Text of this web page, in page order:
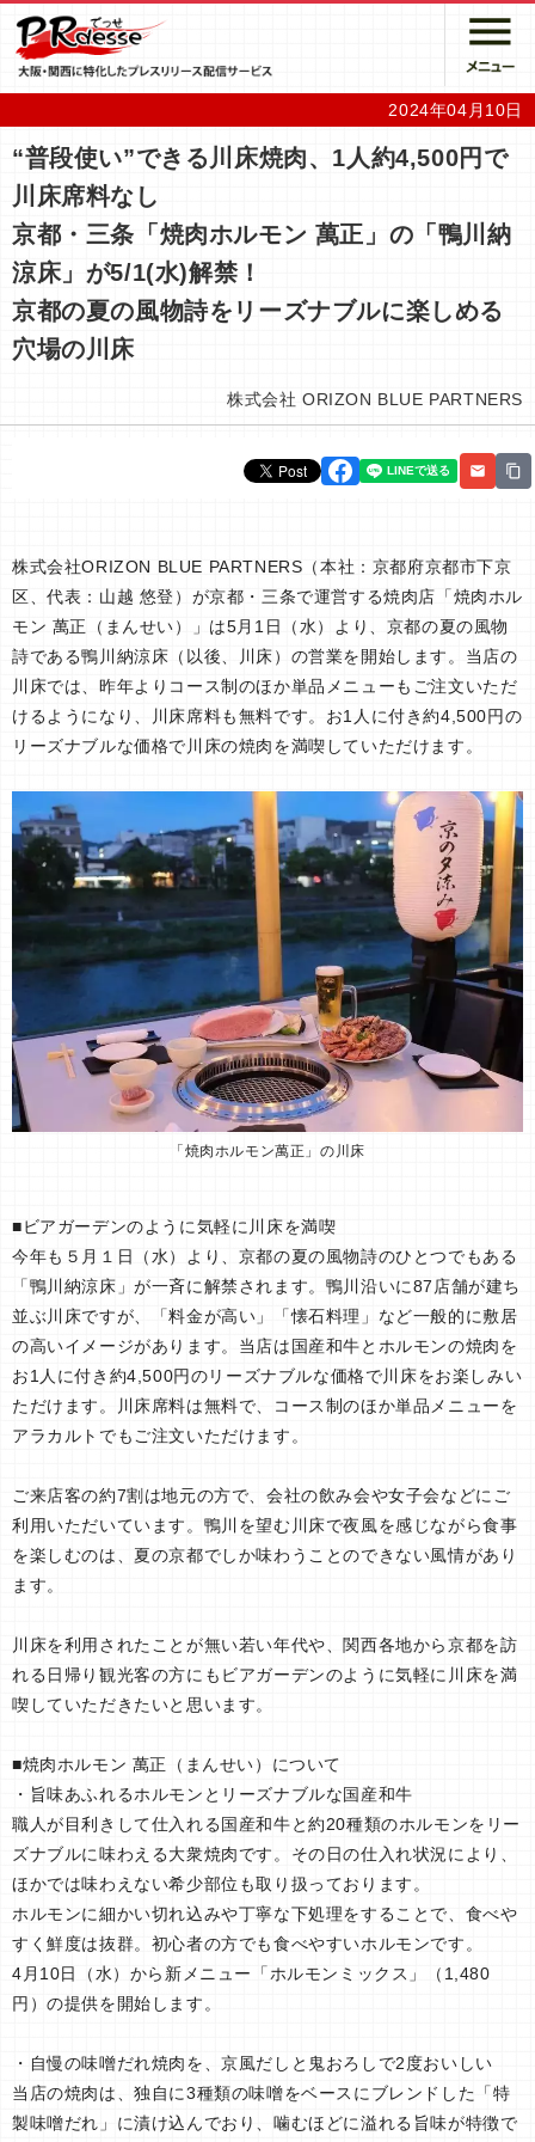
2024年04月10日
“普段使い”できる川床焼肉、1人約4,500円で
川床席料なし
京都・三条「焼肉ホルモン 萬正」の「鴨川納
涼床」が5/1(水)解禁！
京都の夏の風物詩をリーズナブルに楽しめる
穴場の川床
株式会社 ORIZON BLUE PARTNERS
株式会社ORIZON BLUE PARTNERS（本社：京都府京都市下京
区、代表：山越 悠登）が京都・三条で運営する焼肉店「焼肉ホル
モン 萬正（まんせい）」は5月1日（水）より、京都の夏の風物
詩である鴨川納涼床（以後、川床）の営業を開始します。当店の
川床では、昨年よりコース制のほか単品メニューもご注文いただ
けるようになり、川床席料も無料です。お1人に付き約4,500円の
リーズナブルな価格で川床の焼肉を満喫していただけます。
「焼肉ホルモン萬正」の川床
■ビアガーデンのように気軽に川床を満喫
今年も５月１日（水）より、京都の夏の風物詩のひとつでもある
「鴨川納涼床」が一斉に解禁されます。鴨川沿いに87店舗が建ち
並ぶ川床ですが、「料金が高い」「懐石料理」など一般的に敷居
の高いイメージがあります。当店は国産和牛とホルモンの焼肉を
お1人に付き約4,500円のリーズナブルな価格で川床をお楽しみい
ただけます。川床席料は無料で、コース制のほか単品メニューを
アラカルトでもご注文いただけます。
ご来店客の約7割は地元の方で、会社の飲み会や女子会などにご
利用いただいています。鴨川を望む川床で夜風を感じながら食事
を楽しむのは、夏の京都でしか味わうことのできない風情があり
ます。
川床を利用されたことが無い若い年代や、関西各地から京都を訪
れる日帰り観光客の方にもビアガーデンのように気軽に川床を満
喫していただきたいと思います。
■焼肉ホルモン 萬正（まんせい）について
・旨味あふれるホルモンとリーズナブルな国産和牛
職人が目利きして仕入れる国産和牛と約20種類のホルモンをリー
ズナブルに味わえる大衆焼肉です。その日の仕入れ状況により、
ほかでは味わえない希少部位も取り扱っております。
ホルモンに細かい切れ込みや丁寧な下処理をすることで、食べや
すく鮮度は抜群。初心者の方でも食べやすいホルモンです。
4月10日（水）から新メニュー「ホルモンミックス」（1,480
円）の提供を開始します。
・自慢の味噌だれ焼肉を、京風だしと鬼おろしで2度おいしい
当店の焼肉は、独自に3種類の味噌をベースにブレンドした「特
製味噌だれ」に漬け込んでおり、噛むほどに溢れる旨味が特徴で